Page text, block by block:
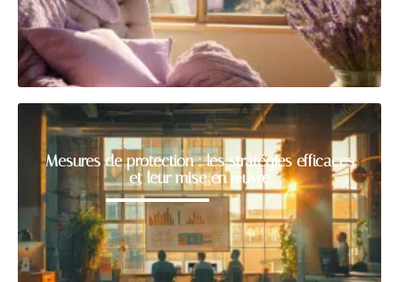
Mesures de protection : les stratégies efficaces
et leur mise en œuvre